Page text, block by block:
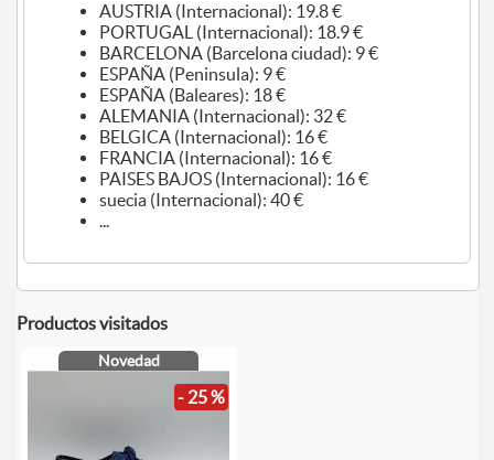
AUSTRIA (Internacional): 19.8 €
PORTUGAL (Internacional): 18.9 €
BARCELONA (Barcelona ciudad): 9 €
ESPAÑA (Peninsula): 9 €
ESPAÑA (Baleares): 18 €
ALEMANIA (Internacional): 32 €
BELGICA (Internacional): 16 €
FRANCIA (Internacional): 16 €
PAISES BAJOS (Internacional): 16 €
suecia (Internacional): 40 €
...
Productos visitados
Novedad
- 25 %